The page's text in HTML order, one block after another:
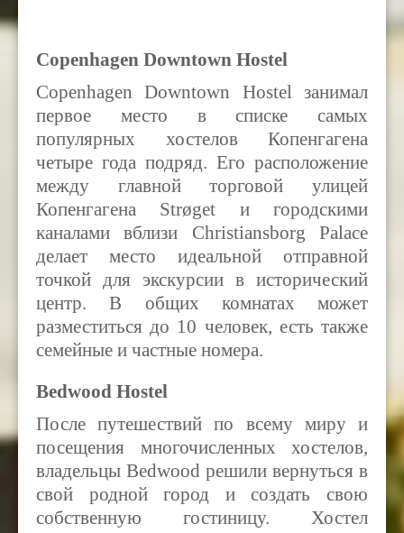
Copenhagen Downtown Hostel
Copenhagen Downtown Hostel занимал
первое место в списке самых
популярных хостелов Копенгагена
четыре года подряд. Его расположение
между главной торговой улицей
Копенгагена Strøget и городскими
каналами вблизи Christiansborg Palace
делает место идеальной отправной
точкой для экскурсии в исторический
центр. В общих комнатах может
разместиться до 10 человек, есть также
семейные и частные номера.
Bedwood Hostel
После путешествий по всему миру и
посещения многочисленных хостелов,
владельцы Bedwood решили вернуться в
свой родной город и создать свою
собственную гостиницу. Хостел